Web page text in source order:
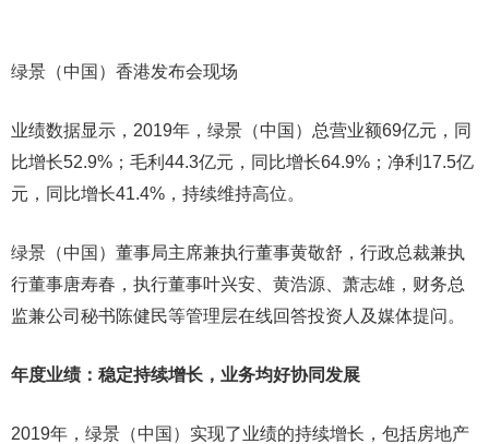
绿景（中国）香港发布会现场
业绩数据显示，2019年，绿景（中国）总营业额69亿元，同
比增长52.9%；毛利44.3亿元，同比增长64.9%；净利17.5亿
元，同比增长41.4%，持续维持高位。
绿景（中国）董事局主席兼执行董事黄敬舒，行政总裁兼执
行董事唐寿春，执行董事叶兴安、黄浩源、萧志雄，财务总
监兼公司秘书陈健民等管理层在线回答投资人及媒体提问。
年度业绩：稳定持续增长，业务均好协同发展
2019年，绿景（中国）实现了业绩的持续增长，包括房地产